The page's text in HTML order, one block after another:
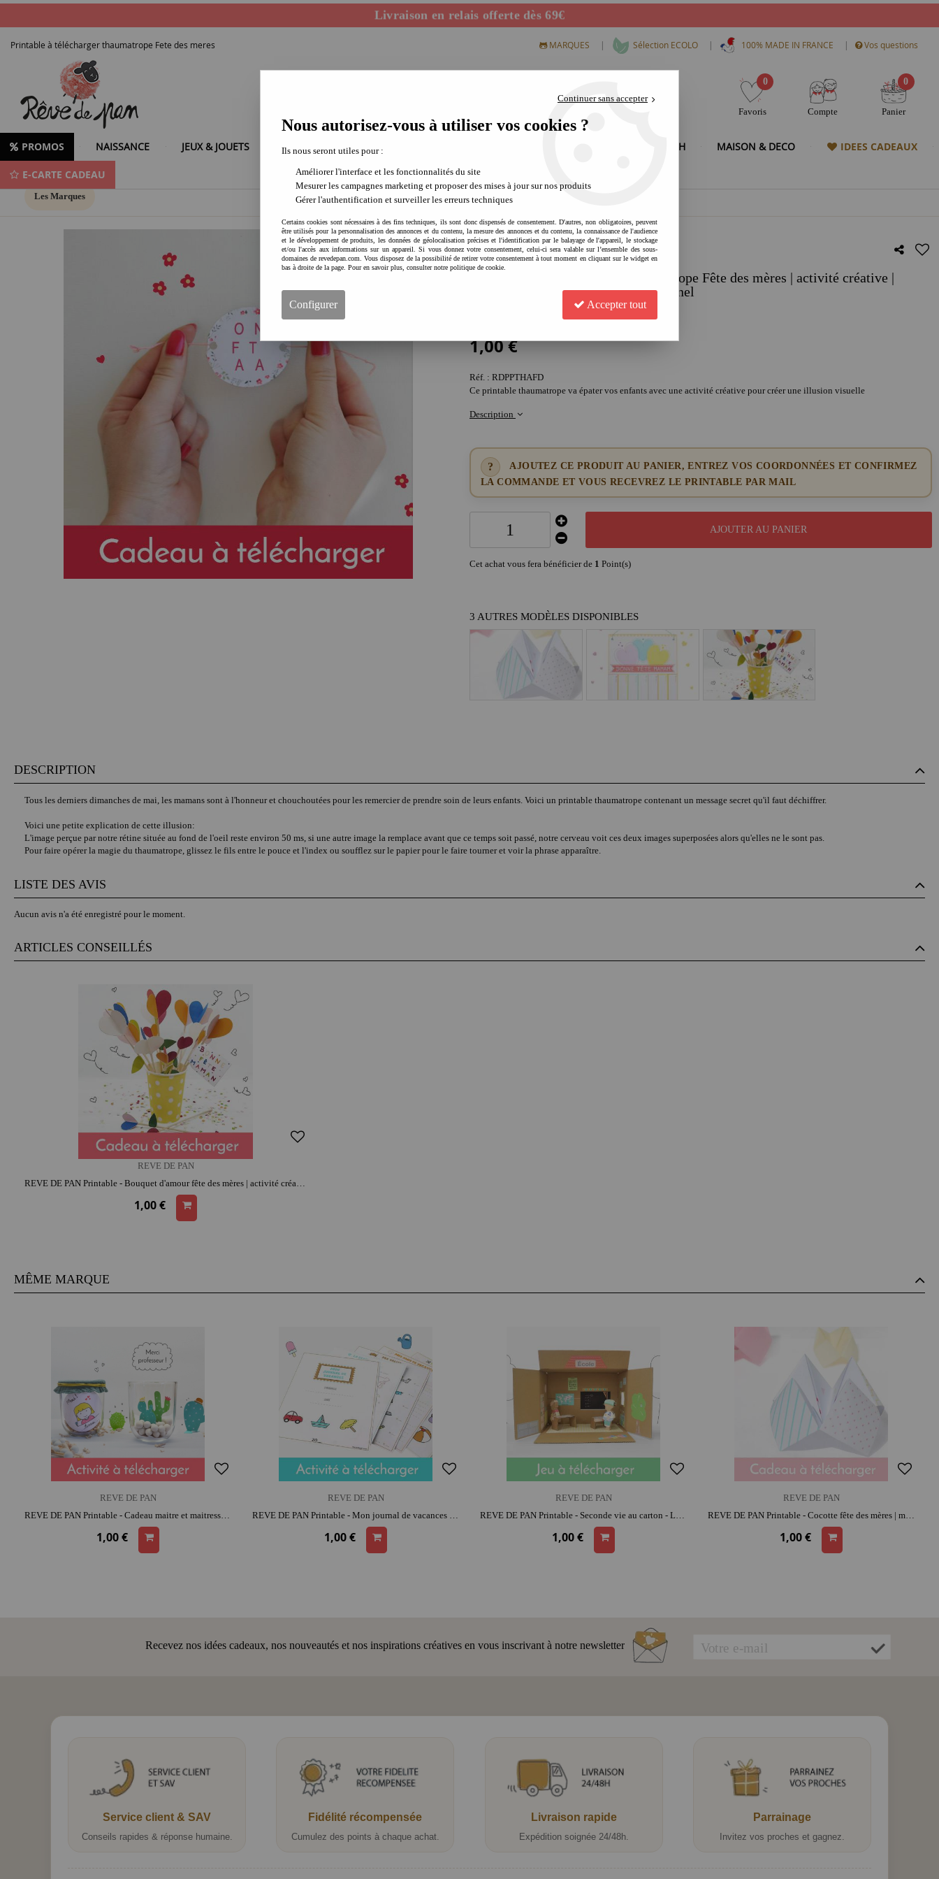
Livraison en relais offerte dès 69€
Printable à télécharger thaumatrope Fete des meres MARQUES | Sélection ECOLO | 100% MADE IN FRANCE | Vos questions
0
Favoris Compte
0
Panier
PROMOS NAISSANCE JEUX & JOUETS LOISIRS CREATIFS MODE & HIGH TECH MAISON & DECO IDEES CADEAUX
E-CARTE CADEAU
Les Marques
REVE DE PAN Printable - Thaumatrope Fête des mères | activité créative |
moment convivial et intergénérationnel
1,00€
Réf. : RDPPTHAFD
Ce printable thaumatrope va épater vos enfants avec une activité créative pour créer une illusion visuelle
Description
AJOUTEZ CE PRODUIT AU PANIER, ENTREZ VOS COORDONNÉES ET CONFIRMEZ
LA COMMANDE ET VOUS RECEVREZ LE PRINTABLE PAR MAIL
AJOUTER AU PANIER
Cet achat vous fera bénéficier de 1 Point(s)
3 AUTRES MODÈLES DISPONIBLES
DESCRIPTION
Tous les derniers dimanches de mai, les mamans sont à l'honneur et chouchoutées pour les remercier de prendre soin de leurs enfants. Voici un printable thaumatrope contenant un message secret qu'il faut déchiffrer.
Voici une petite explication de cette illusion:
L'image perçue par notre rétine située au fond de l'oeil reste environ 50 ms, si une autre image la remplace avant que ce temps soit passé, notre cerveau voit ces deux images superposées alors qu'elles ne le sont pas.
Pour faire opérer la magie du thaumatrope, glissez le fils entre le pouce et l'index ou soufflez sur le papier pour le faire tourner et voir la phrase apparaître.
LISTE DES AVIS
Aucun avis n'a été enregistré pour le moment.
ARTICLES CONSEILLÉS
REVE DE PAN
REVE DE PAN Printable - Bouquet d'amour fête des mères | activité créative | moment convivial
1,00 €
MÊME MARQUE
REVE DE PAN
REVE DE PAN Printable - Cadeau maitre et maitresse | moment créatif apaisant
1,00 €
REVE DE PAN
REVE DE PAN Printable - Mon journal de vacances | moment créatif apaisant | imagination et précision
1,00 €
REVE DE PAN
REVE DE PAN Printable - Seconde vie au carton - La Classe | moment créatif apaisant | histoires et jeu narratif
1,00 €
REVE DE PAN
REVE DE PAN Printable - Cocotte fête des mères | moment créatif apaisant | moment convivial
1,00 €
Recevez nos idées cadeaux, nos nouveautés et nos inspirations créatives en vous inscrivant à notre newsletter
Service client & SAV
Conseils rapides & réponse humaine.
Fidélité récompensée
Cumulez des points à chaque achat.
Livraison rapide
Expédition soignée 24/48h.
Parrainage
Invitez vos proches et gagnez.
Continuer sans accepter
Nous autorisez-vous à utiliser vos cookies ?
Ils nous seront utiles pour :
Améliorer l'interface et les fonctionnalités du site
Mesurer les campagnes marketing et proposer des mises à jour sur nos produits
Gérer l'authentification et surveiller les erreurs techniques
Certains cookies sont nécessaires à des fins techniques, ils sont donc dispensés de consentement. D'autres, non obligatoires, peuvent
être utilisés pour la personnalisation des annonces et du contenu, la mesure des annonces et du contenu, la connaissance de l'audience
et le développement de produits, les données de géolocalisation précises et l'identification par le balayage de l'appareil, le stockage
et/ou l'accès aux informations sur un appareil. Si vous donnez votre consentement, celui-ci sera valable sur l’ensemble des sous-
domaines de revedepan.com. Vous disposez de la possibilité de retirer votre consentement à tout moment en cliquant sur le widget en
bas à droite de la page. Pour en savoir plus, consulter notre politique de cookie.
Configurer Accepter tout